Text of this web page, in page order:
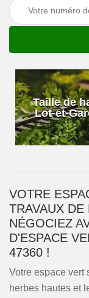
Taille de
Lot-et-
VOTRE
TRAVAUX
NÉGOCIEZ
D'ESPACE
47360 !
Votre espace vert
herbes hautes et